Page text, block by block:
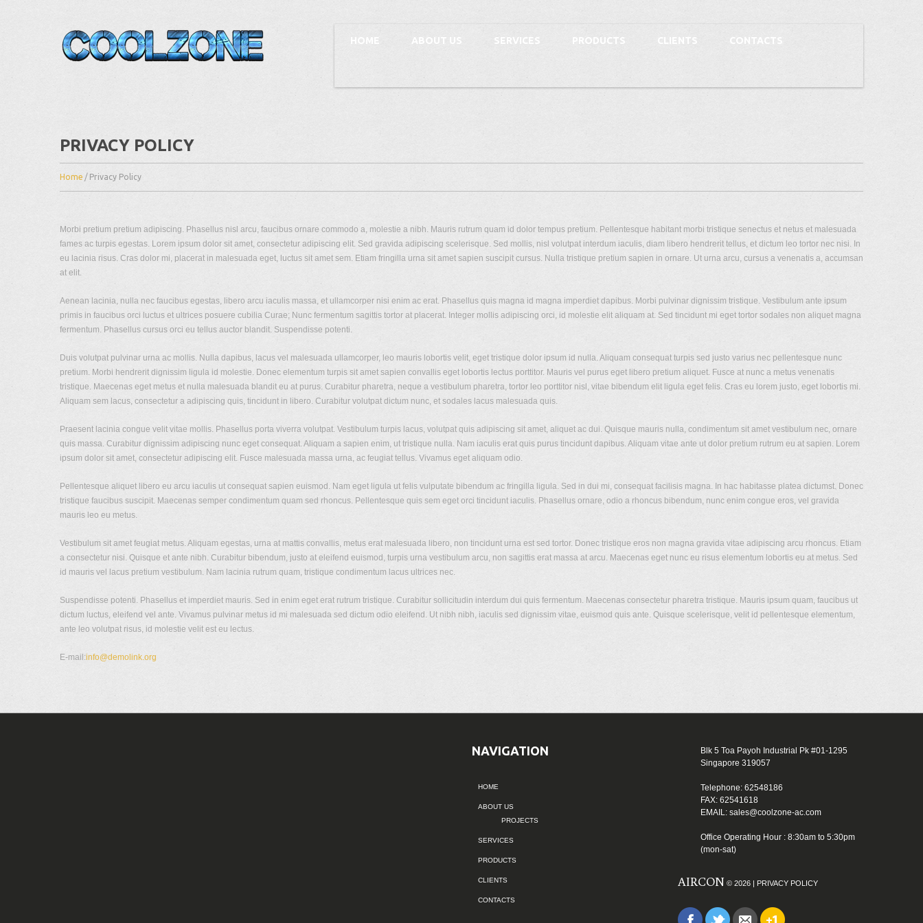
HOME ABOUT US SERVICES PRODUCTS CLIENTS CONTACTS
PRIVACY POLICY
Home / Privacy Policy
Morbi pretium pretium adipiscing. Phasellus nisl arcu, faucibus ornare commodo a, molestie a nibh. Mauris rutrum quam id dolor tempus pretium. Pellentesque habitant morbi tristique senectus et netus et malesuada
fames ac turpis egestas. Lorem ipsum dolor sit amet, consectetur adipiscing elit. Sed gravida adipiscing scelerisque. Sed mollis, nisl volutpat interdum iaculis, diam libero hendrerit tellus, et dictum leo tortor nec nisi. In
eu lacinia risus. Cras dolor mi, placerat in malesuada eget, luctus sit amet sem. Etiam fringilla urna sit amet sapien suscipit cursus. Nulla tristique pretium sapien in ornare. Ut urna arcu, cursus a venenatis a, accumsan
at elit.
Aenean lacinia, nulla nec faucibus egestas, libero arcu iaculis massa, et ullamcorper nisi enim ac erat. Phasellus quis magna id magna imperdiet dapibus. Morbi pulvinar dignissim tristique. Vestibulum ante ipsum
primis in faucibus orci luctus et ultrices posuere cubilia Curae; Nunc fermentum sagittis tortor at placerat. Integer mollis adipiscing orci, id molestie elit aliquam at. Sed tincidunt mi eget tortor sodales non aliquet magna
fermentum. Phasellus cursus orci eu tellus auctor blandit. Suspendisse potenti.
Duis volutpat pulvinar urna ac mollis. Nulla dapibus, lacus vel malesuada ullamcorper, leo mauris lobortis velit, eget tristique dolor ipsum id nulla. Aliquam consequat turpis sed justo varius nec pellentesque nunc
pretium. Morbi hendrerit dignissim ligula id molestie. Donec elementum turpis sit amet sapien convallis eget lobortis lectus porttitor. Mauris vel purus eget libero pretium aliquet. Fusce at nunc a metus venenatis
tristique. Maecenas eget metus et nulla malesuada blandit eu at purus. Curabitur pharetra, neque a vestibulum pharetra, tortor leo porttitor nisl, vitae bibendum elit ligula eget felis. Cras eu lorem justo, eget lobortis mi.
Aliquam sem lacus, consectetur a adipiscing quis, tincidunt in libero. Curabitur volutpat dictum nunc, et sodales lacus malesuada quis.
Praesent lacinia congue velit vitae mollis. Phasellus porta viverra volutpat. Vestibulum turpis lacus, volutpat quis adipiscing sit amet, aliquet ac dui. Quisque mauris nulla, condimentum sit amet vestibulum nec, ornare
quis massa. Curabitur dignissim adipiscing nunc eget consequat. Aliquam a sapien enim, ut tristique nulla. Nam iaculis erat quis purus tincidunt dapibus. Aliquam vitae ante ut dolor pretium rutrum eu at sapien. Lorem
ipsum dolor sit amet, consectetur adipiscing elit. Fusce malesuada massa urna, ac feugiat tellus. Vivamus eget aliquam odio.
Pellentesque aliquet libero eu arcu iaculis ut consequat sapien euismod. Nam eget ligula ut felis vulputate bibendum ac fringilla ligula. Sed in dui mi, consequat facilisis magna. In hac habitasse platea dictumst. Donec
tristique faucibus suscipit. Maecenas semper condimentum quam sed rhoncus. Pellentesque quis sem eget orci tincidunt iaculis. Phasellus ornare, odio a rhoncus bibendum, nunc enim congue eros, vel gravida
mauris leo eu metus.
Vestibulum sit amet feugiat metus. Aliquam egestas, urna at mattis convallis, metus erat malesuada libero, non tincidunt urna est sed tortor. Donec tristique eros non magna gravida vitae adipiscing arcu rhoncus. Etiam
a consectetur nisi. Quisque et ante nibh. Curabitur bibendum, justo at eleifend euismod, turpis urna vestibulum arcu, non sagittis erat massa at arcu. Maecenas eget nunc eu risus elementum lobortis eu at metus. Sed
id mauris vel lacus pretium vestibulum. Nam lacinia rutrum quam, tristique condimentum lacus ultrices nec.
Suspendisse potenti. Phasellus et imperdiet mauris. Sed in enim eget erat rutrum tristique. Curabitur sollicitudin interdum dui quis fermentum. Maecenas consectetur pharetra tristique. Mauris ipsum quam, faucibus ut
dictum luctus, eleifend vel ante. Vivamus pulvinar metus id mi malesuada sed dictum odio eleifend. Ut nibh nibh, iaculis sed dignissim vitae, euismod quis ante. Quisque scelerisque, velit id pellentesque elementum,
ante leo volutpat risus, id molestie velit est eu lectus.
E-mail:info@demolink.org
NAVIGATION
HOME
ABOUT US
PROJECTS
SERVICES
PRODUCTS
CLIENTS
CONTACTS
Blk 5 Toa Payoh Industrial Pk #01-1295
Singapore 319057
Telephone: 62548186
FAX: 62541618
EMAIL: sales@coolzone-ac.com
Office Operating Hour : 8:30am to 5:30pm
(mon-sat)
AIRCON © 2026 | PRIVACY POLICY